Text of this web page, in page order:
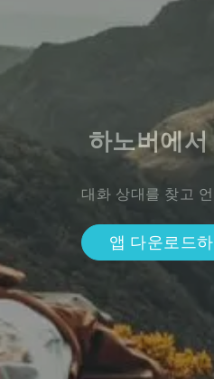
하노버에
대화 상대를 찾고
앱 다운로드